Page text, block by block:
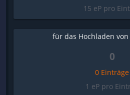
15 eP pro
für das Hochladen von
0
0 Einträge
1 eP pro